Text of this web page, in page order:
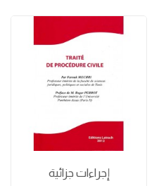
إجراءات جزائية